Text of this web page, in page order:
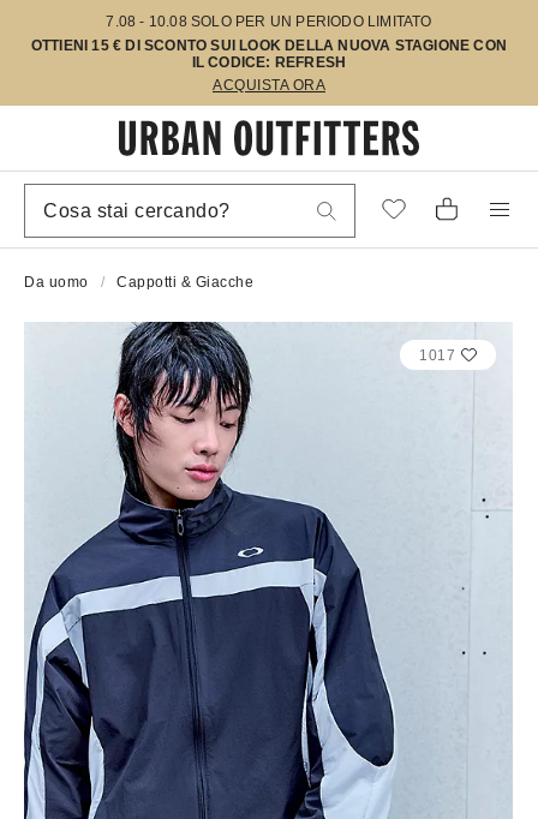
7.08 - 10.08 SOLO PER UN PERIODO LIMITATO
OTTIENI 15 € DI SCONTO SUI LOOK DELLA NUOVA STAGIONE CON
IL CODICE: REFRESH
ACQUISTA ORA
Da uomo Cappotti & Giacche
1017